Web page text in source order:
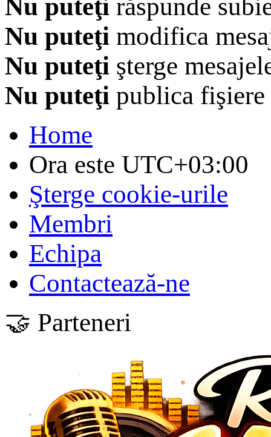
Nu puteţi răspunde
Nu puteţi modifica
Nu puteţi şterge
Nu puteţi publica fişiere
Home
Ora este UTC+03:00
Şterge cookie-urile
Membri
Echipa
Contactează-ne
🤝 Parteneri